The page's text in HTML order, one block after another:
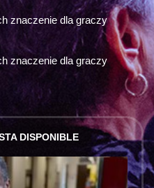
znaczenie dla graczy
znaczenie dla graczy
DISPONIBLE